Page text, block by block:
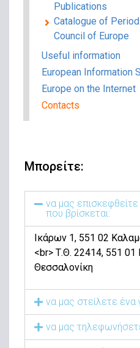
Publications
Catalogue of
Council of Europe
Useful information
European Information
Europe on the Internet
Contacts
Μπορείτε:
να μας
που βρίσκεται:
Ικάρων 1, 551 02
<br> Τ.Θ. 22414, 551 01
Θεσσαλονίκη
να μας στείλετε ένα
να μας